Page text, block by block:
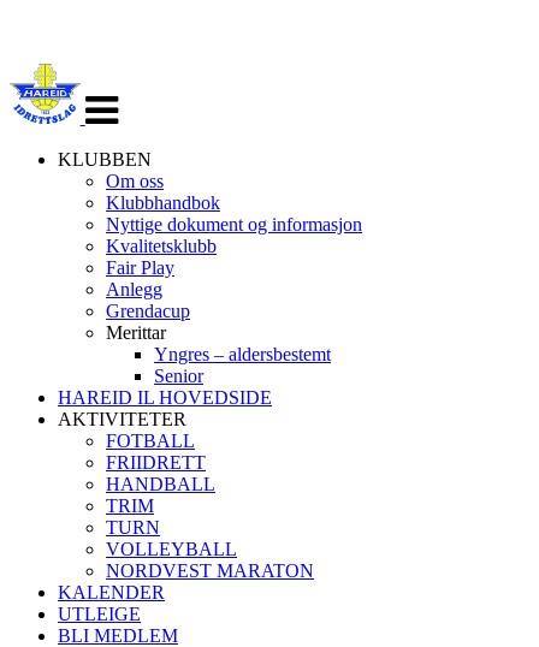
navigasjon
KLUBBEN
Om oss
Klubbhandbok
Nyttige dokument og informasjon
Kvalitetsklubb
Fair Play
Anlegg
Grendacup
Merittar
Yngres – aldersbestemt
Senior
HAREID IL HOVEDSIDE
AKTIVITETER
FOTBALL
FRIIDRETT
HANDBALL
TRIM
TURN
VOLLEYBALL
NORDVEST MARATON
KALENDER
UTLEIGE
BLI MEDLEM